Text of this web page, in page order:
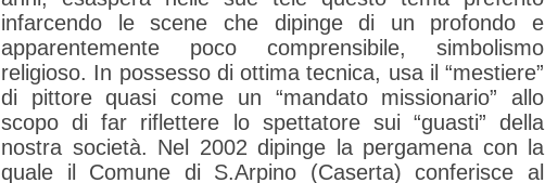
infarcendo le scene che dipinge di un profondo e
apparentemente poco comprensibile, simbolismo
religioso. In possesso di ottima tecnica, usa il “mestiere”
di pittore quasi come un “mandato missionario” allo
scopo di far riflettere lo spettatore sui “guasti” della
nostra società. Nel 2002 dipinge la pergamena con la
quale il Comune di S.Arpino (Caserta) conferisce al